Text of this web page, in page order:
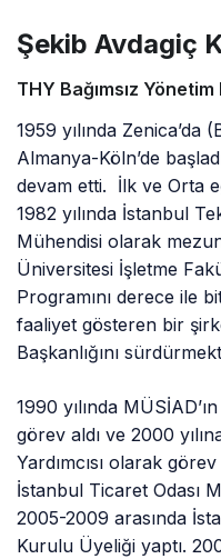
Şekib Avdagiç
THY Bağımsız
1959 yılında
Almanya-Köln’de
devam etti. İlk ve Orta
1982 yılında İstanbul
Mühendisi olarak
Üniversitesi İşletme
Programını derece ile
faaliyet gösteren bir
Başkanlığını
1990 yılında
görev aldı ve 2000
Yardımcısı olarak
İstanbul Ticaret Odası
2005-2009 arasında
Kurulu Üyeliği yaptı.